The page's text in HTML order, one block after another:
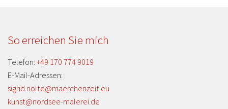
So erreichen Sie mich
Telefon: +49 170 774 9019
E-Mail-Adressen:
sigrid.nolte@maerchenzeit.eu
kunst@nordsee-malerei.de